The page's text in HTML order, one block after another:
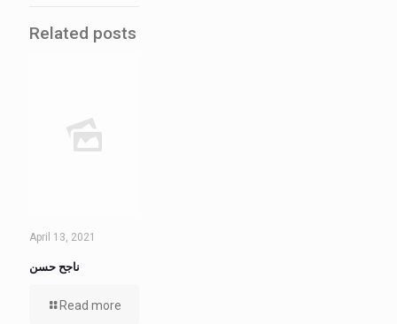
Related posts
April 13, 2021
ناجح حسن
Read more